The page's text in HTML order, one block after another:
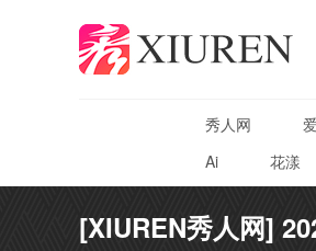
秀人网
Ai
花漾
[XIUREN秀人网]